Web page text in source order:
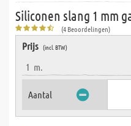
Siliconen slang 1 mm
(4 Beoordelingen)
Prijs (incl. BTW)
1 m.
Aantal